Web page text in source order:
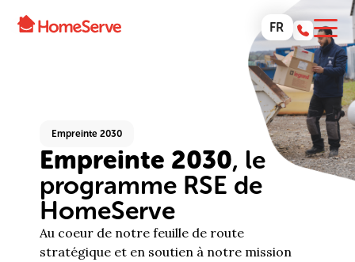
FR
Empreinte 2030
Empreinte 2030, le
programme RSE de
HomeServe
Au coeur de notre feuille de route
stratégique et en soutien à notre mission